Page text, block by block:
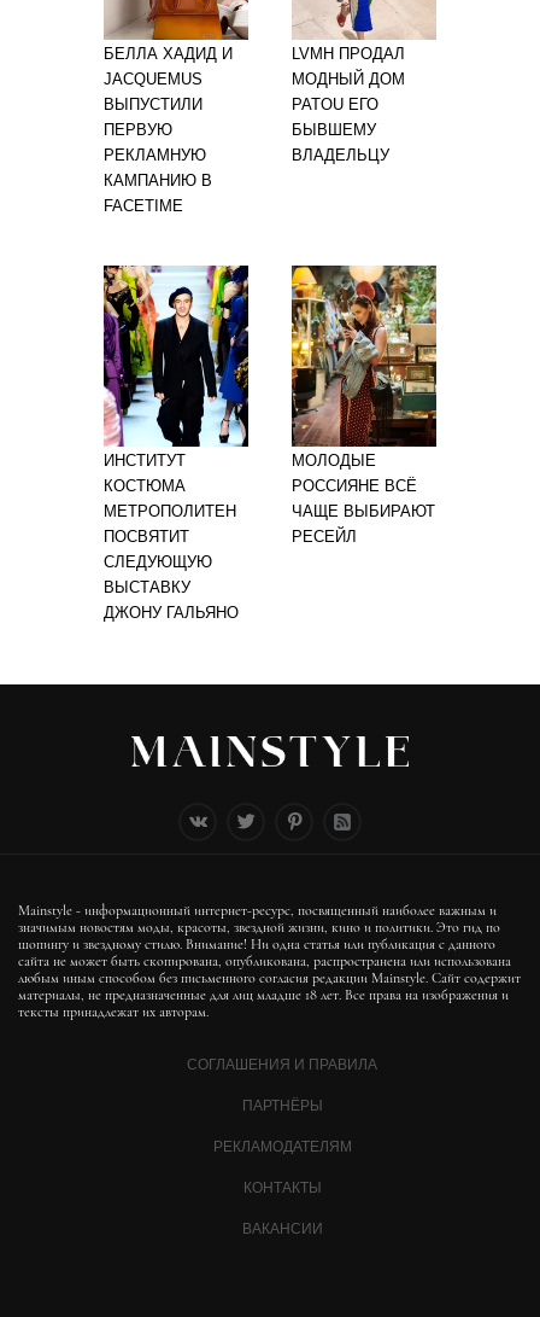
БЕЛЛА ХАДИД И
JACQUEMUS
ВЫПУСТИЛИ
ПЕРВУЮ
РЕКЛАМНУЮ
КАМПАНИЮ В
FACETIME
LVMH ПРОДАЛ
МОДНЫЙ ДОМ
PATOU ЕГО
БЫВШЕМУ
ВЛАДЕЛЬЦУ
ИНСТИТУТ
КОСТЮМА
МЕТРОПОЛИТЕН
ПОСВЯТИТ
СЛЕДУЮЩУЮ
ВЫСТАВКУ
ДЖОНУ ГАЛЬЯНО
МОЛОДЫЕ
РОССИЯНЕ ВСЁ
ЧАЩЕ ВЫБИРАЮТ
РЕСЕЙЛ
Mainstyle - информационный интернет-ресурс, посвященный наиболее важным и
значимым новостям моды, красоты, звездной жизни, кино и политики. Это гид по
шопингу и звездному стилю. Внимание! Ни одна статья или публикация с данного
сайта не может быть скопирована, опубликована, распространена или использована
любым иным способом без письменного согласия редакции Mainstyle. Сайт содержит
материалы, не предназначенные для лиц младше 18 лет. Все права на изображения и
тексты принадлежат их авторам.
СОГЛАШЕНИЯ И ПРАВИЛА
ПАРТНЁРЫ
РЕКЛАМОДАТЕЛЯМ
КОНТАКТЫ
ВАКАНСИИ